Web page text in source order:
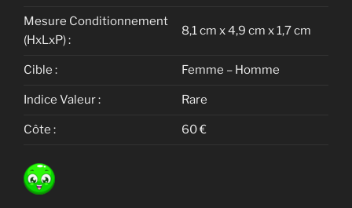
Mesure Conditionnement
(HxLxP) :
8,1 cm x 4,9 cm x 1,7 cm
Cible : Femme – Homme
Indice Valeur : Rare
Côte : 60 €